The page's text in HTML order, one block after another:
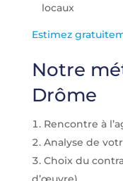
locaux
Estimez
Notre
Drôme
Rencontre à
Analyse de
Choix du